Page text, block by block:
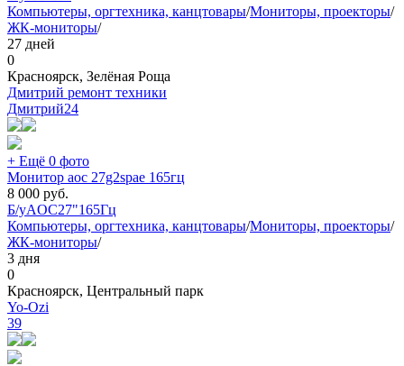
Компьютеры, оргтехника, канцтовары/Мониторы, проекторы/
ЖК-мониторы/
27 дней
0
Красноярск, Зелёная Роща
Дмитрий ремонт техники
Дмитрий24
+ Ещё 0 фото
Монитор aoc 27g2spae 165гц
8 000 руб.
Б/уAOC27"165Гц
Компьютеры, оргтехника, канцтовары/Мониторы, проекторы/
ЖК-мониторы/
3 дня
0
Красноярск, Центральный парк
Yo-Ozi
39